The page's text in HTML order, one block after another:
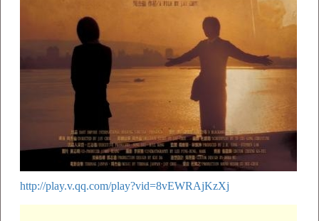
http://play.v.qq.com/play?vid=8vEWRAjKzXj